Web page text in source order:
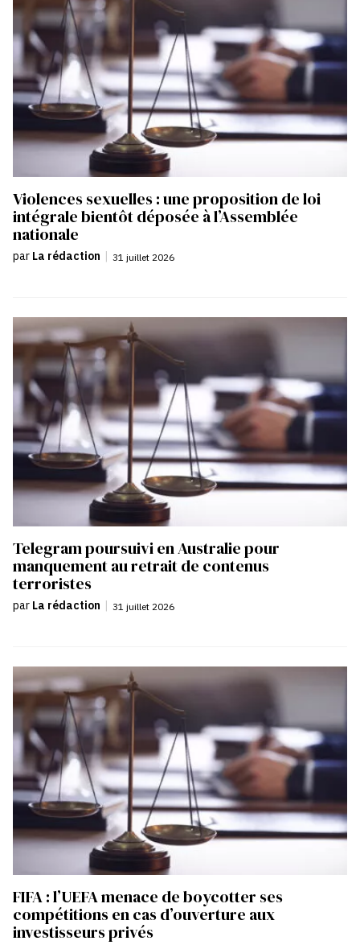
Violences sexuelles : une proposition de loi
intégrale bientôt déposée à l’Assemblée
nationale
par La rédaction | 31 juillet 2026
Telegram poursuivi en Australie pour
manquement au retrait de contenus
terroristes
par La rédaction | 31 juillet 2026
FIFA : l’UEFA menace de boycotter ses
compétitions en cas d’ouverture aux
investisseurs privés